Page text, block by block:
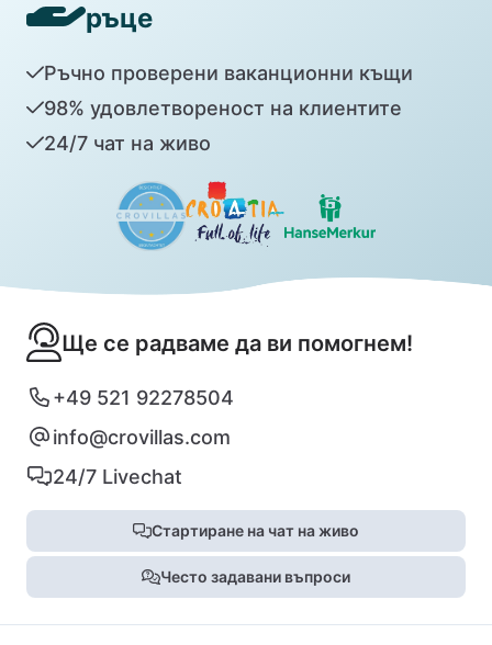
ръце
Ръчно проверени ваканционни къщи
98% удовлетвореност на клиентите
24/7 чат на живо
Ще се радваме да ви помогнем!
+49 521 92278504
info@crovillas.com
24/7 Livechat
Стартиране на чат на живо
Често задавани въпроси